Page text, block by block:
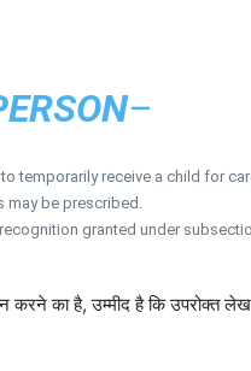
–
temporarily receive a child for
may be prescribed.
granted under
करने का है, उम्मीद है कि उपरोक्त